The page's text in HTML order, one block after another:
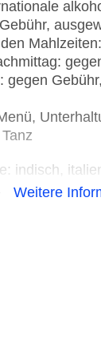
gegen
indisch,
Fisch/
vegane
Weitere